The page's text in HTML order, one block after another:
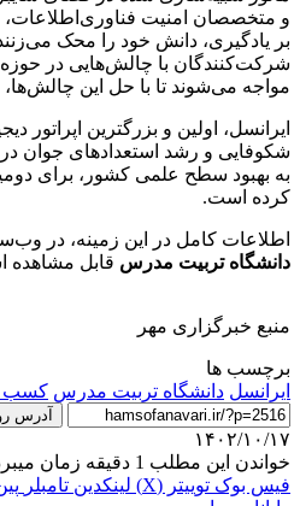
و متخصصان امنیت فناوری‌اطلاعات،
بر یادگیری، دانش خود را محک
شرکت‌کنندگان با چالش‌هایی در
مواجه می‌شوند تا با حل این چالش‌ها،
ایرانسل، اولین و بزرگترین اپراتور
شکوفایی و رشد استعدادهای جوان
به بهبود سطح علمی کشور، برای
کرده است.
اطلاعات کامل در این زمینه، در
دانشگاه تربیت مدرس قابل مشاهده
منبع خبرگزاری مهر
برچسب ها
ایرانسل دانشگاه تربیت مدرس کسب و
آدرس
۱۴۰۲/۱۰/۱۷
خواندن این مطلب 1 دقیقه زمان میبرد
فیس بوک توییتر (X) لینکدین ‫تامبلر